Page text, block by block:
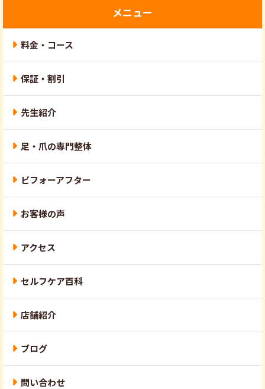
メニュー
料金・コース
保証・割引
先生紹介
足・爪の専門整体
ビフォーアフター
お客様の声
アクセス
セルフケア百科
店舗紹介
ブログ
問い合わせ